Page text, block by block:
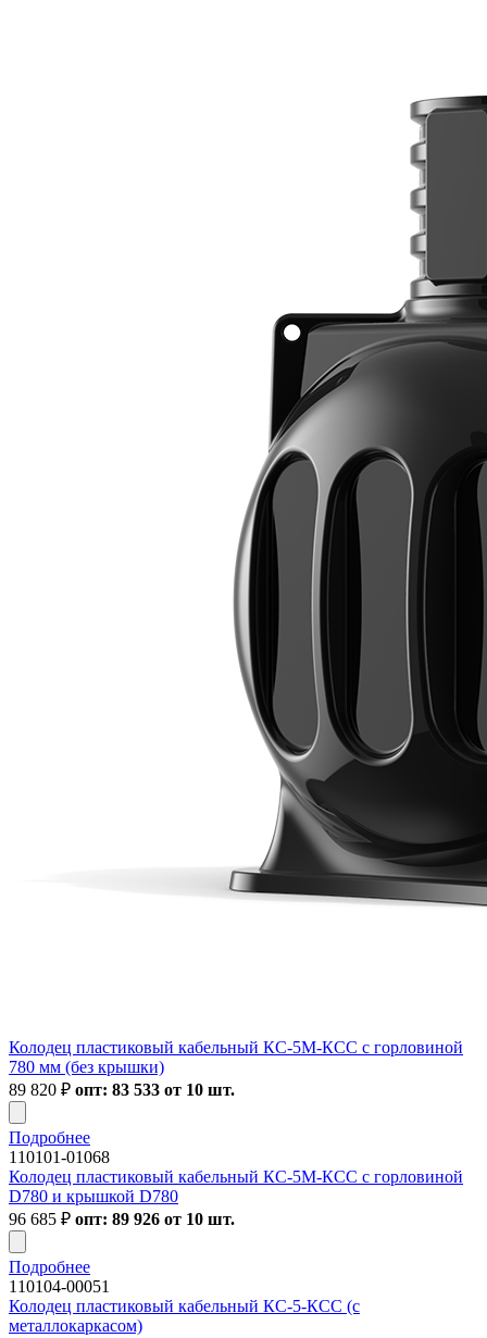
Колодец пластиковый кабельный КС-5М-КСС с горловиной
780 мм (без крышки)
89 820 ₽ опт: 83 533 от 10 шт.
Подробнее
110101-01068
Колодец пластиковый кабельный КС-5М-КСС с горловиной
D780 и крышкой D780
96 685 ₽ опт: 89 926 от 10 шт.
Подробнее
110104-00051
Колодец пластиковый кабельный КС-5-КСС (с
металлокаркасом)